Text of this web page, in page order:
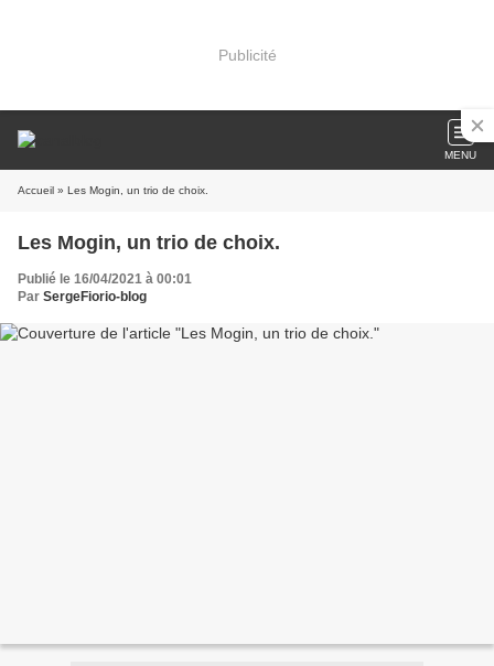
Publicité
MENU
Accueil » Les Mogin, un trio de choix.
Les Mogin, un trio de choix.
Publié le 16/04/2021 à 00:01
Par SergeFiorio-blog